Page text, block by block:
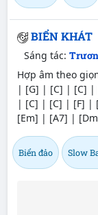
BIỂN KHÁT
Sáng tác:
Hợp âm theo
| [G] | [C] | [C] |
| [C] | [C] | [F] |
[Em] | [A7] |
Biển đảo Slow